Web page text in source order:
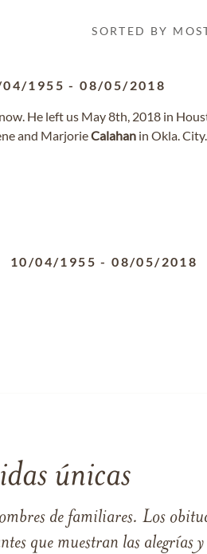
SORTED BY
1955 -08/05/2018
He left us May 8th, 2018 in
and MarjorieCalahan in Okla.
10/04/1955 -08/05/2018
únicas
de familiares. Los
que muestran las alegrías y